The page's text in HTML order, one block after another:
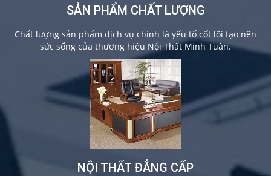
SẢN PHẨM CHẤT LƯỢNG
Chất lượng sản phẩm dịch vụ chính là yếu tố cốt lõi tạo nên
sức sống của thương hiệu Nội Thất Minh Tuân.
NỘI THẤT ĐẲNG CẤP